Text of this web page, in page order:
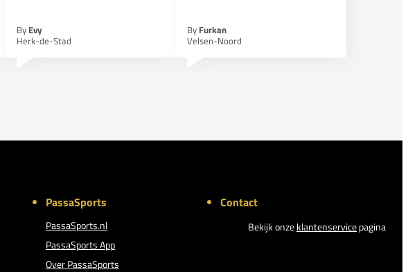
By Evy
Herk-de-Stad
By Furkan
Velsen-Noord
PassaSports
PassaSports.nl
PassaSports App
Over PassaSports
Contact
Bekijk onzeklantenservicepagina